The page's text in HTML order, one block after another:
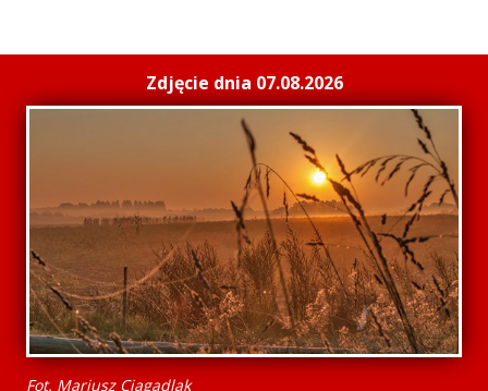
Zdjęcie dnia 07.08.2026
Fot. Mariusz Ciągadlak